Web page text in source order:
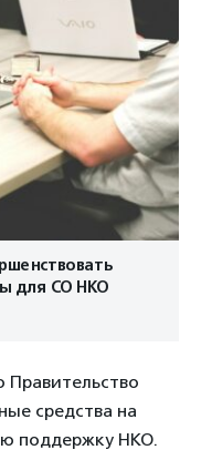
для СО НКО
Правительство
средства на
поддержку НКО.